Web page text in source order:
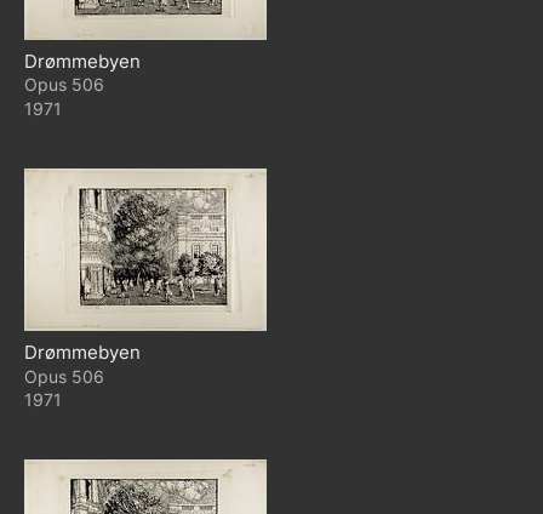
Drømmebyen
506
1971
Drømmebyen
506
1971